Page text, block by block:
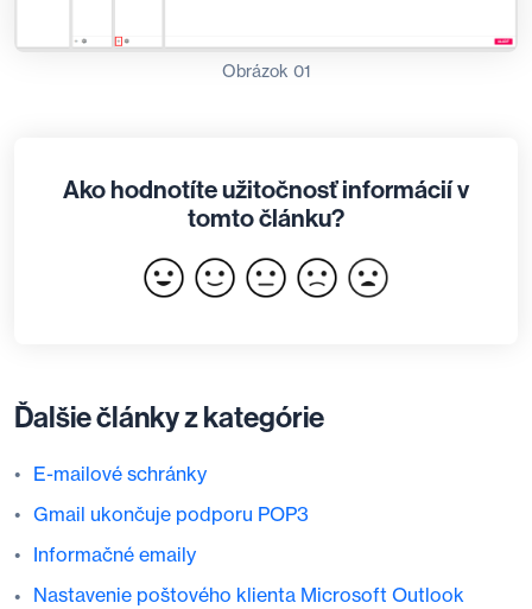
Obrázok 01
Ako hodnotíte užitočnosť informácií v
tomto článku?
Ďalšie články z kategórie
E-mailové schránky
Gmail ukončuje podporu POP3
Informačné emaily
Nastavenie poštového klienta Microsoft Outlook